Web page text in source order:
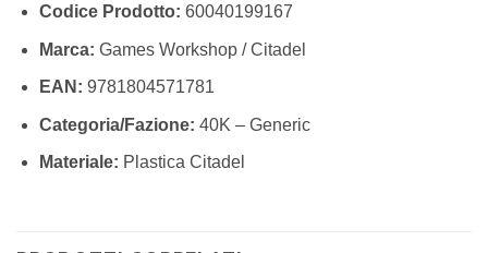
Codice Prodotto: 60040199167
Marca: Games Workshop / Citadel
EAN: 9781804571781
Categoria/Fazione: 40K – Generic
Materiale: Plastica Citadel